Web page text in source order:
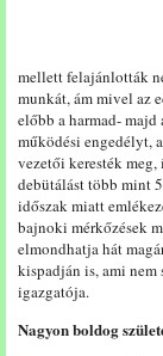
mellett felajánlották
munkát, ám mivel az
előbb a harmad-
működési engedélyt,
vezetői keresték
debütálást több mint
időszak miatt
bajnoki mérkőzések
elmondhatja hát
kispadján is, ami nem
igazgatója.
Nagyon boldog